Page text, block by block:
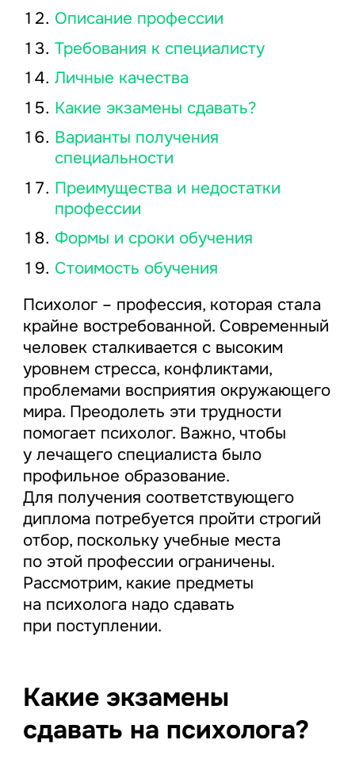
Описание профессии
Требования к специалисту
Личные качества
Какие экзамены сдавать?
Варианты получения
специальности
Преимущества и недостатки
профессии
Формы и сроки обучения
Стоимость обучения
Психолог – профессия, которая стала
крайне востребованной. Современный
человек сталкивается с высоким
уровнем стресса, конфликтами,
проблемами восприятия окружающего
мира. Преодолеть эти трудности
помогает психолог. Важно, чтобы
у лечащего специалиста было
профильное образование.
Для получения соответствующего
диплома потребуется пройти строгий
отбор, поскольку учебные места
по этой профессии ограничены.
Рассмотрим, какие предметы
на психолога надо сдавать
при поступлении.
Какие экзамены
сдавать на психолога?